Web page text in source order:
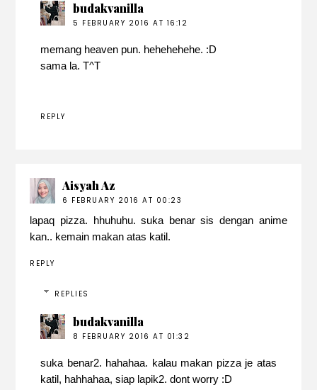
budakvanilla
5 FEBRUARY 2016 AT 16:12
memang heaven pun. hehehehehe. :D
sama la. T^T
REPLY
Aisyah Az
6 FEBRUARY 2016 AT 00:23
lapaq pizza. hhuhuhu. suka benar sis dengan anime
kan.. kemain makan atas katil.
REPLY
REPLIES
budakvanilla
8 FEBRUARY 2016 AT 01:32
suka benar2. hahahaa. kalau makan pizza je atas
katil, hahhahaa, siap lapik2. dont worry :D